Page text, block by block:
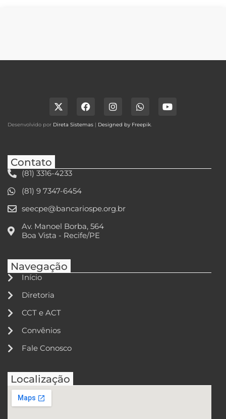
Desenvolvido por Direta Sistemas | Designed by Freepik.
Contato
(81) 3316-4233
(81) 9 7347-6454
seecpe@bancariospe.org.br
Av. Manoel Borba, 564
Boa Vista - Recife/PE
Navegação
Início
Diretoria
CCT e ACT
Convênios
Fale Conosco
Localização